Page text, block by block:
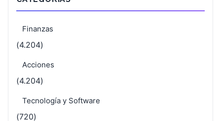
Finanzas
(4.204)
Acciones
(4.204)
Tecnología y Software
(720)